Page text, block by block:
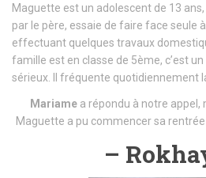
Maguette est un adolescent de 13
par le père, essaie de faire face seule
effectuant quelques travaux
famille est en classe de 5ème, c’est
sérieux. Il fréquente quotidiennement
Mariamea répondu à notre appel,
Maguette a pu commencer sa rentrée
–